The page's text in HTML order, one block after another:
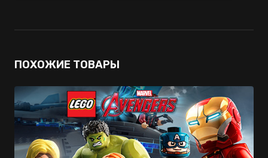
ПОХОЖИЕ ТОВАРЫ